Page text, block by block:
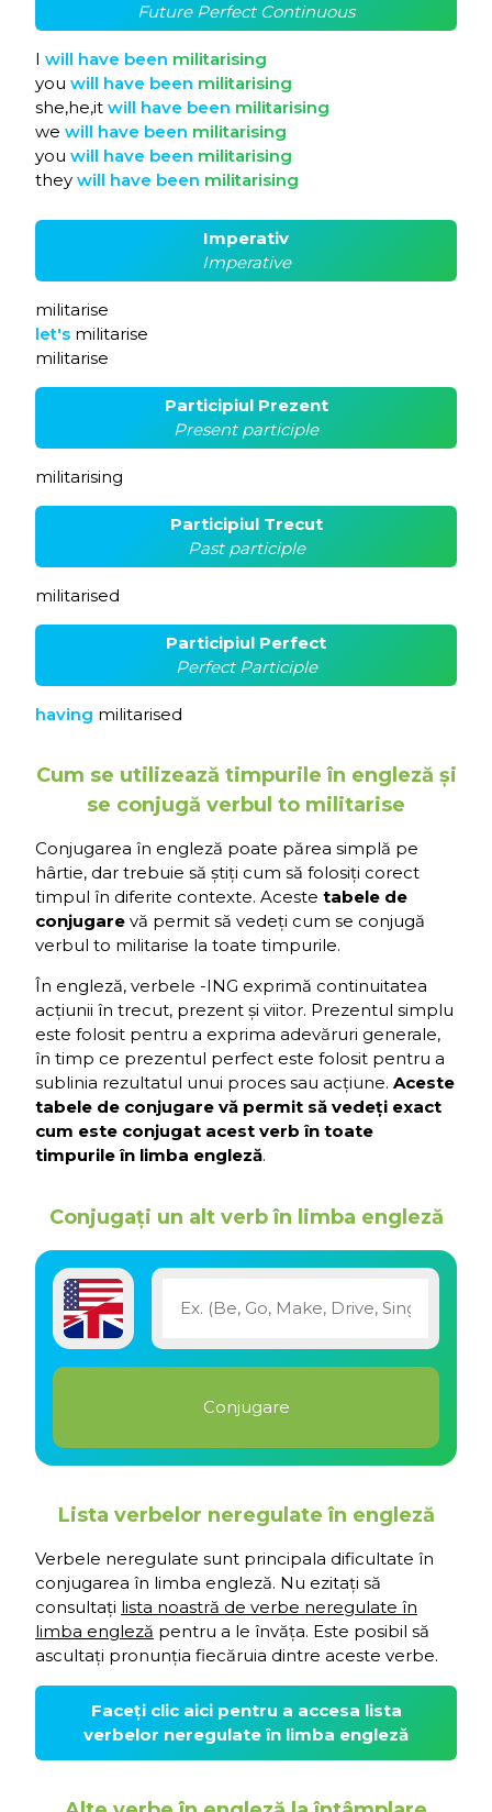
Future Perfect Continuous
I will have been militarising
you will have been militarising
she,he,it will have been militarising
we will have been militarising
you will have been militarising
they will have been militarising
Imperativ
Imperative
militarise
let's militarise
militarise
Participiul Prezent
Present participle
militarising
Participiul Trecut
Past participle
militarised
Participiul Perfect
Perfect Participle
having militarised
Cum se utilizează timpurile în engleză și
se conjugă verbul to militarise
Conjugarea în engleză poate părea simplă pe
hârtie, dar trebuie să știți cum să folosiți corect
timpul în diferite contexte. Aceste tabele de
conjugare vă permit să vedeți cum se conjugă
verbul to militarise la toate timpurile.
În engleză, verbele -ING exprimă continuitatea
acțiunii în trecut, prezent și viitor. Prezentul simplu
este folosit pentru a exprima adevăruri generale,
în timp ce prezentul perfect este folosit pentru a
sublinia rezultatul unui proces sau acțiune. Aceste
tabele de conjugare vă permit să vedeți exact
cum este conjugat acest verb în toate
timpurile în limba engleză.
Conjugați un alt verb în limba engleză
Lista verbelor neregulate în engleză
Verbele neregulate sunt principala dificultate în
conjugarea în limba engleză. Nu ezitați să
consultați lista noastră de verbe neregulate în
limba engleză pentru a le învăța. Este posibil să
ascultați pronunția fiecăruia dintre aceste verbe.
Faceți clic aici pentru a accesa lista
verbelor neregulate în limba engleză